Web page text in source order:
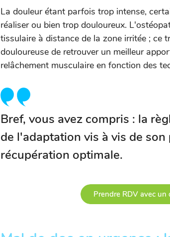
La douleur étant parfois trop intense,
réaliser ou bien trop douloureux.
tissulaire à distance de la zone irritée ; ce
douloureuse de retrouver un meilleur
relâchement musculaire en fonction des
Bref, vous avez compris : la
de l'adaptation vis à vis de
récupération optimale.
Prendre RDV avec